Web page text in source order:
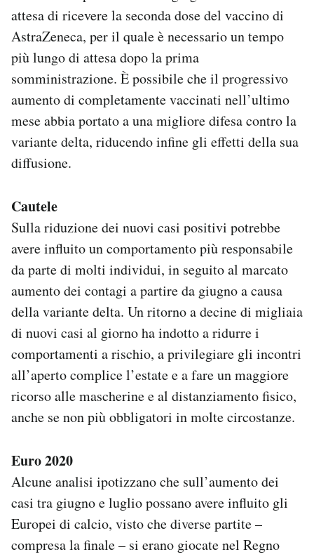
attesa di ricevere la seconda dose del vaccino di
AstraZeneca, per il quale è necessario un tempo
più lungo di attesa dopo la prima
somministrazione. È possibile che il progressivo
aumento di completamente vaccinati nell’ultimo
mese abbia portato a una migliore difesa contro la
variante delta, riducendo infine gli effetti della sua
diffusione.
Cautele
Sulla riduzione dei nuovi casi positivi potrebbe
avere influito un comportamento più responsabile
da parte di molti individui, in seguito al marcato
aumento dei contagi a partire da giugno a causa
della variante delta. Un ritorno a decine di migliaia
di nuovi casi al giorno ha indotto a ridurre i
comportamenti a rischio, a privilegiare gli incontri
all’aperto complice l’estate e a fare un maggiore
ricorso alle mascherine e al distanziamento fisico,
anche se non più obbligatori in molte circostanze.
Euro 2020
Alcune analisi ipotizzano che sull’aumento dei
casi tra giugno e luglio possano avere influito gli
Europei di calcio, visto che diverse partite –
compresa la finale – si erano giocate nel Regno